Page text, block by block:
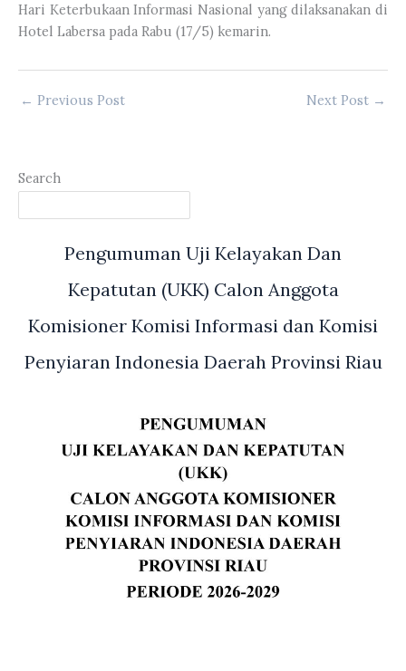
Hari Keterbukaan Informasi Nasional yang dilaksanakan di
Hotel Labersa pada Rabu (17/5) kemarin.
← Previous Post Next Post →
Search
Pengumuman Uji Kelayakan Dan
Kepatutan (UKK) Calon Anggota
Komisioner Komisi Informasi dan Komisi
Penyiaran Indonesia Daerah Provinsi Riau